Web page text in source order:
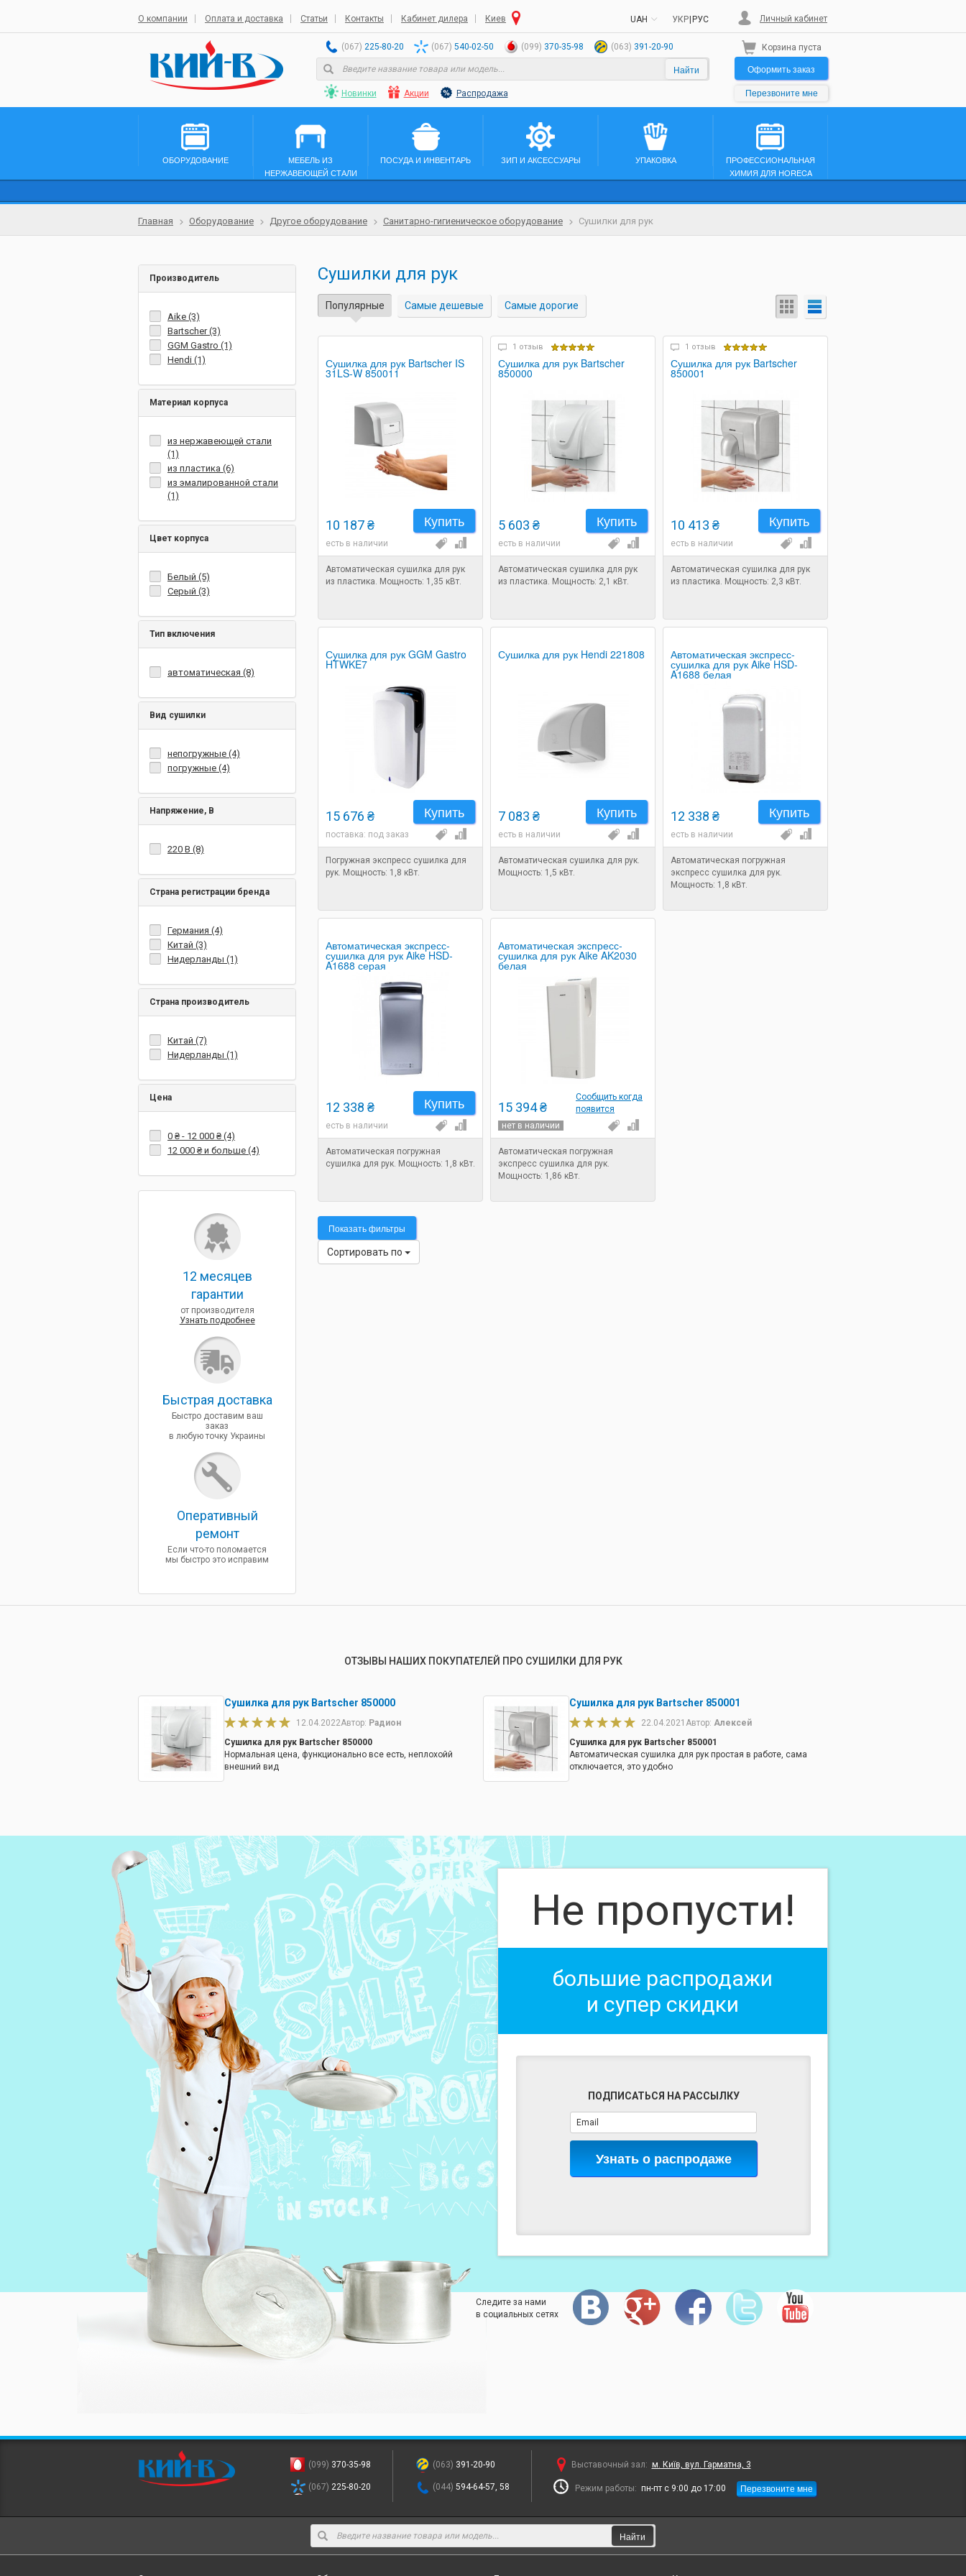
О компании Оплата и доставка Статьи Контакты Кабинет дилера Киев UAH РУС
УКР Личный кабинет
(067) 225-80-20 (067) 540-02-50 (099) 370-35-98 (063) 391-20-90
Найти
Новинки Акции Распродажа
Корзина пуста
Оформить заказ
Перезвоните мне
ОБОРУДОВАНИЕ
МЕБЕЛЬ ИЗ
НЕРЖАВЕЮЩЕЙ СТАЛИ
ПОСУДА И ИНВЕНТАРЬ ЗИП И АКСЕССУАРЫ УПАКОВКА
ПРОФЕССИОНАЛЬНАЯ
ХИМИЯ ДЛЯ HORECA
Главная Оборудование Другое оборудование Санитарно-гигиеническое оборудование Сушилки для рук
Сушилки для рук
Популярные Самые дешевые Самые дорогие
Сушилка для рук Bartscher IS
31LS-W 850011
Купить
10 187 ₴
есть в наличии
Автоматическая сушилка для рук
из пластика. Мощность: 1,35 кВт.
1 отзыв
Сушилка для рук Bartscher
850000
Купить
5 603 ₴
есть в наличии
Автоматическая сушилка для рук
из пластика. Мощность: 2,1 кВт.
1 отзыв
Сушилка для рук Bartscher
850001
Купить
10 413 ₴
есть в наличии
Автоматическая сушилка для рук
из пластика. Мощность: 2,3 кВт.
Сушилка для рук GGM Gastro
HTWKE7
Купить
15 676 ₴
поставка: под заказ
Погружная экспресс сушилка для
рук. Мощность: 1,8 кВт.
Сушилка для рук Hendi 221808
Купить
7 083 ₴
есть в наличии
Автоматическая сушилка для рук.
Мощность: 1,5 кВт.
Автоматическая экспресс-
сушилка для рук Aike HSD-
A1688 белая
Купить
12 338 ₴
есть в наличии
Автоматическая погружная
экспресс сушилка для рук.
Мощность: 1,8 кВт.
Автоматическая экспресс-
сушилка для рук Aike HSD-
A1688 серая
Купить
12 338 ₴
есть в наличии
Автоматическая погружная
сушилка для рук. Мощность: 1,8 кВт.
Автоматическая экспресс-
сушилка для рук Aike AK2030
белая
Сообщить когда
появится
15 394 ₴
нет в наличии
Автоматическая погружная
экспресс сушилка для рук.
Мощность: 1,86 кВт.
Показать фильтры
Сортировать по
Производитель
Aike (3)
Bartscher (3)
GGM Gastro (1)
Hendi (1)
Материал корпуса
из нержавеющей стали
(1)
из пластика (6)
из эмалированной стали
(1)
Цвет корпуса
Белый (5)
Серый (3)
Тип включения
автоматическая (8)
Вид сушилки
непогружные (4)
погружные (4)
Напряжение, В
220 В (8)
Страна регистрации бренда
Германия (4)
Китай (3)
Нидерланды (1)
Страна производитель
Китай (7)
Нидерланды (1)
Цена
0 ₴- 12 000 ₴(4)
12 000 ₴и больше (4)
12 месяцев
гарантии
от производителя
Узнать подробнее
Быcтрая доставка
Быстро доставим ваш
заказ
в любую точку Украины
Оперативный
ремонт
Если что-то поломается
мы быстро это исправим
ОТЗЫВЫ НАШИХ ПОКУПАТЕЛЕЙ ПРО СУШИЛКИ ДЛЯ РУК
Сушилка для рук Bartscher 850000
12.04.2022Автор: Радион
Сушилка для рук Bartscher 850000
Нормальная цена, функционально все есть, неплохойй
внешний вид
Сушилка для рук Bartscher 850001
22.04.2021 Автор: Алексей
Сушилка для рук Bartscher 850001
Автоматическая сушилка для рук простая в работе, сама
отключается, это удобно
Следите за нами
в социальных сетях
Не пропусти!
большие распродажи
и супер скидки
ПОДПИСАТЬСЯ НА РАССЫЛКУ
Узнать о распродаже
(063) 391-20-90
(044) 594-64-57, 58
(099) 370-35-98
(067) 225-80-20
Выставочный зал: м. Київ, вул. Гарматна, 3
Режим работы: пн-пт с 9:00 до 17:00 Перезвоните мне
Найти